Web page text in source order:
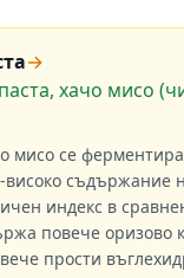
→
хачо мисо
мисо се
високо съдържание
индекс в
повече оризово
прости